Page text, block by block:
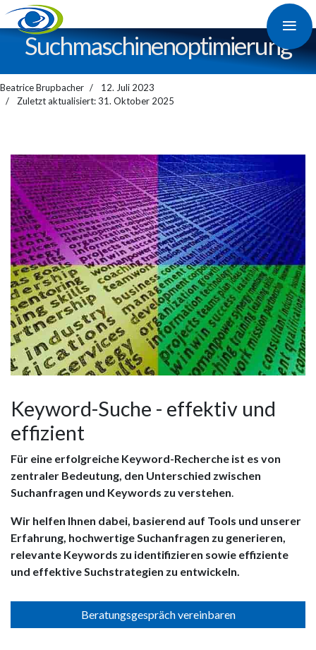
Suchmaschinen­optimierung
Beatrice Brupbacher
12. Juli 2023
Zuletzt aktualisiert: 31. Oktober 2025
Keyword-Suche - effektiv und
effizient
Für eine erfolgreiche Keyword-Recherche ist es von
zentraler Bedeutung, den Unterschied zwischen
Suchanfragen und Keywords zu verstehen.
Wir helfen Ihnen dabei, basierend auf Tools und unserer
Erfahrung, hochwertige Suchanfragen zu generieren,
relevante Keywords zu identifizieren sowie effiziente
und effektive Suchstrategien zu entwickeln.
Beratungsgespräch vereinbaren
≡